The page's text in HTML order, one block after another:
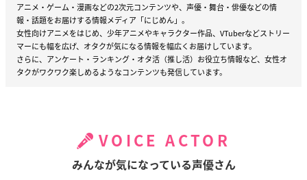
アニメ・ゲーム・漫画などの2次元コンテンツや、声優・舞台・俳優などの情
報・話題をお届けする情報メディア「にじめん」。
女性向けアニメをはじめ、少年アニメやキャラクター作品、VTuberなどストリー
マーにも幅を広げ、オタクが気になる情報を幅広くお届けしています。
さらに、アンケート・ランキング・オタ活（推し活）お役立ち情報など、女性オ
タクがワクワク楽しめるようなコンテンツも発信しています。
VOICE ACTOR
みんなが気になっている声優さん